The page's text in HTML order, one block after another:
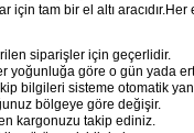
için tam bir el altı aracıdır.Her
siparişler için geçerlidir.
yoğunluğa göre o gün yada
bilgileri sisteme otomatik
bölgeye göre değişir.
kargonuzu takip ediniz.